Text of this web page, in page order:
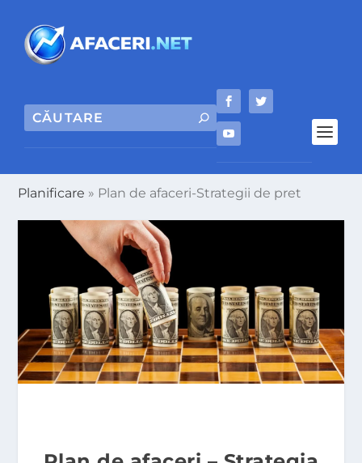
Planificare » Plan de afaceri-Strategii de pret